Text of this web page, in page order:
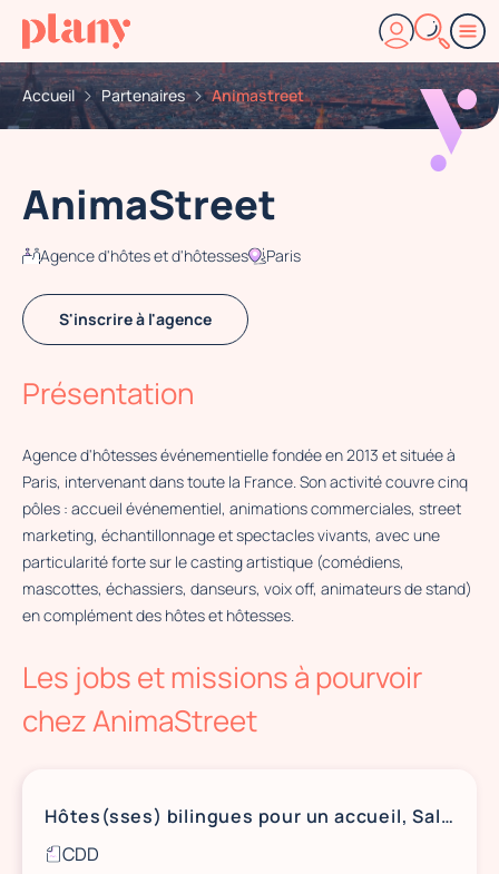
Accueil Partenaires Animastreet
AnimaStreet
Agence d'hôtes et d'hôtesses Paris
S'inscrire à l'agence
Présentation
Agence d'hôtesses événementielle fondée en 2013 et située à
Paris, intervenant dans toute la France. Son activité couvre cinq
pôles : accueil événementiel, animations commerciales, street
marketing, échantillonnage et spectacles vivants, avec une
particularité forte sur le casting artistique (comédiens,
mascottes, échassiers, danseurs, voix off, animateurs de stand)
en complément des hôtes et hôtesses.
AnimaStreet
6 Pass. Turquetil, 75011 Paris
Les jobs et missions à pourvoir
chez AnimaStreet
Hôtes(sses) bilingues pour un accueil, Salon CIGRE, Palais des Congrès de Paris Porte Maillot, du 23 au 28 aout
CDD